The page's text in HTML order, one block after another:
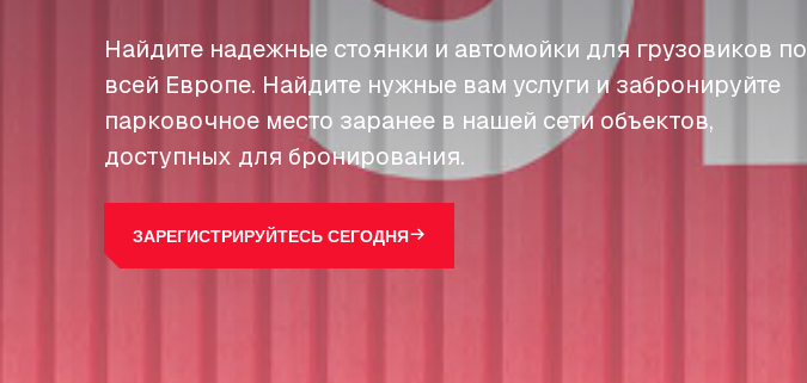
Найдите надежные стоянки и автомойки для грузовиков по
всей Европе. Найдите нужные вам услуги и забронируйте
парковочное место заранее в нашей сети объектов,
доступных для бронирования.
ЗАРЕГИСТРИРУЙТЕСЬ СЕГОДНЯ